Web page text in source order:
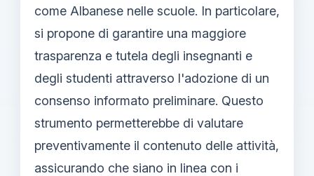
come Albanese nelle scuole. In particolare,
si propone di garantire una maggiore
trasparenza e tutela degli insegnanti e
degli studenti attraverso l'adozione di un
consenso informato preliminare. Questo
strumento permetterebbe di valutare
preventivamente il contenuto delle attività,
assicurando che siano in linea con i